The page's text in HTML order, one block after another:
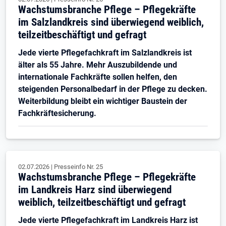
Wachstumsbranche Pflege – Pflegekräfte
im Salzlandkreis sind überwiegend weiblich,
teilzeitbeschäftigt und gefragt
Jede vierte Pflegefachkraft im Salzlandkreis ist
älter als 55 Jahre. Mehr Auszubildende und
internationale Fachkräfte sollen helfen, den
steigenden Personalbedarf in der Pflege zu decken.
Weiterbildung bleibt ein wichtiger Baustein der
Fachkräftesicherung.
02.07.2026 | Presseinfo Nr. 25
Wachstumsbranche Pflege – Pflegekräfte
im Landkreis Harz sind überwiegend
weiblich, teilzeitbeschäftigt und gefragt
Jede vierte Pflegefachkraft im Landkreis Harz ist